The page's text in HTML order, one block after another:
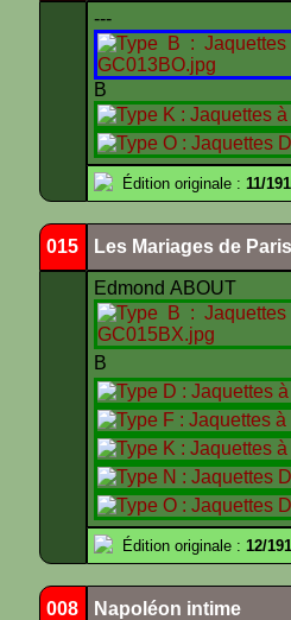
---
B
Édition originale : 11/
015 Les Mariages de Paris
Edmond ABOUT
Édition originale : 12/
008 Napoléon intime